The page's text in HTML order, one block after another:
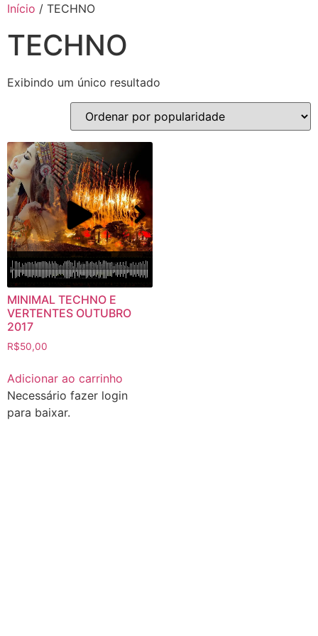
Início / TECHNO
TECHNO
Exibindo um único resultado
MINIMAL TECHNO E
VERTENTES OUTUBRO
2017
R$50,00
Adicionar ao carrinho
Necessário fazer login
para baixar.